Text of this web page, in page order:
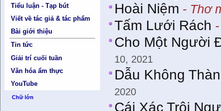
Tiểu luận - Tạp bút
Viết về tác giả & tác phẩm
Bài giới thiệu
Tin tức
Giải trí cuối tuần
Văn hóa ẩm thực
YouTube
Chữ lớn
Hoài Niệm - Thơ
Tấm Lưới Rách
Cho Một Người
10, 2021
Dẫu Không
2020
Cái Xác Trôi